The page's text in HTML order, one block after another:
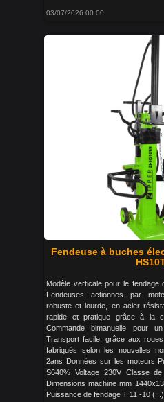
03/07/2026 00:00
Fendeuse à buches
Modèle verticale pour le fendage
Fendeuses actionnes par
robuste et lourde, en acier
rapide et pratique grâce à la
Commande bimanuelle pour
Transport facile, grâce aux
fabriqués selon les nouvelles
2ans Données sur les moteurs
S640% Voltage 230V Classe
Dimensions machine mm
Puissance de fendage T 11 -10 (...)